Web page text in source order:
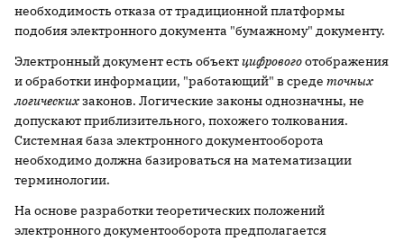
необходимость отказа от традиционной платформы
подобия электронного документа "бумажному" документу.
Электронный документ есть объектцифровогоотображения
и обработки информации, "работающий" в среде точных
логическихзаконов. Логические законы однозначны, не
допускают приблизительного, похожего толкования.
Системная база электронного документооборота
необходимо должна базироваться на математизации
терминологии.
На основе разработки теоретических положений
электронного документооборота предполагается